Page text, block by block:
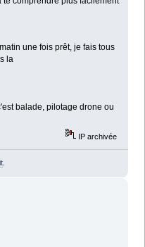
une fois prêt, je fais tous
la
balade, pilotage drone ou
IP archivée
.